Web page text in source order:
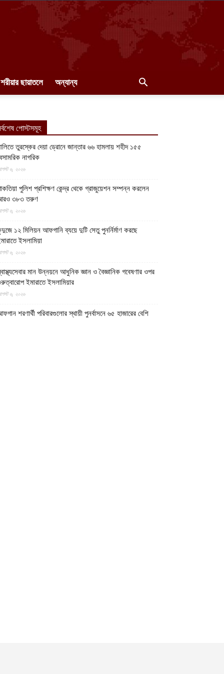
শরীয়ার ছায়াতলে অন্যান্য
পোস্টসমূহ
তুরস্কের দেয়া ড্রোনে জান্তার ৬৬ হামলায় শহীদ ১৫৫
নাগরিক
৬, ২০২৬
পুলিশ প্রশিক্ষণ কেন্দ্র থেকে গ্রাজুয়েশন সম্পন্ন করলেন
৩৮৩ তরুণ
৬, ২০২৬
১২ মিলিয়ন আফগানি ব্যয়ে দুটি সেতু পুনর্নির্মাণ করছে
ইসলামিয়া
৬, ২০২৬
মান উন্নয়নে আধুনিক জ্ঞান ও বৈজ্ঞানিক গবেষণার ওপর
ইমারাতে ইসলামিয়ার
৬, ২০২৬
শরণার্থী পরিবারগুলোর স্থায়ী পুনর্বাসনে ৬৫ হাজারের বেশি